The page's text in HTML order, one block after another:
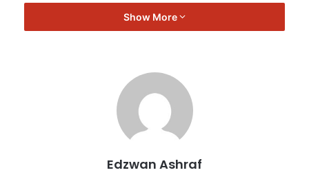
“Kerajaan Negeri juga telah mengenal pasti dua bidang
tanah milik Pesuruhjaya Tanah Persekutuan berkeluasan
“Oleh itu, KKM akan mengadakan lawatan di kedua-dua
tapak tersebut dalam masa terdekat, bagi mengenal pasti
tapak yang paling sesuai untuk dibina hospital baharu
sebelum permohonan tukar guna tanah dikemukakan
Show More
Edzwan Ashraf